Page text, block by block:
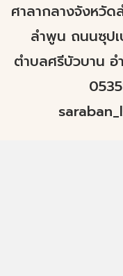
ศาลากลางจังหวั
ลำพูน ถนนซุปเ
ตำบลศรีบัวบาน อ